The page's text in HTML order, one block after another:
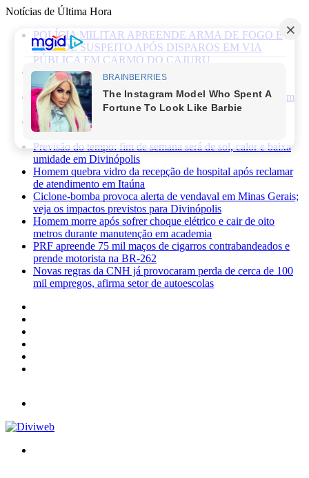
Notícias de Última Hora
POLÍCIA MILITAR APREENDE ARMA DE FOGO E
PRENDE SUSPEITO APÓS DISPAROS EM VIA
PÚBLICA EM CARMO DO CAJURU
Caminhonete furtada às margens da BR-494 é recuperada
pela Polícia Militar em Carmo da Mata
Mãe de recém-nascido abandonado em lote vago é presa em
Sabará
Três pessoas ficam feridas após ataque a facadas no bairro
Planalto, em Divinópolis
Previsão do tempo: fim de semana será de sol, calor e baixa
umidade em Divinópolis
Homem quebra vidro da recepção de hospital após reclamar
de atendimento em Itaúna
Ciclone-bomba provoca alerta de vendaval em Minas Gerais;
veja os impactos previstos para Divinópolis
Homem morre após sofrer choque elétrico e cair de oito
metros durante manutenção em academia
PRF apreende 75 mil maços de cigarros contrabandeados e
prende motorista na BR-262
Novas regras da CNH já provocaram perda de cerca de 100
mil empregos, afirma setor de autoescolas